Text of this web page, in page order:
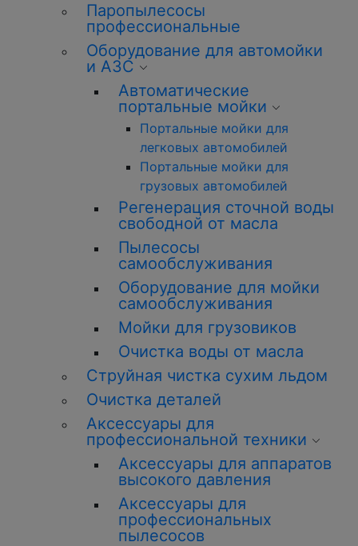
Паропылесосы
профессиональные
Оборудование для автомойки
и АЗС
Автоматические
портальные мойки
Портальные мойки для
легковых автомобилей
Портальные мойки для
грузовых автомобилей
Регенерация сточной воды
свободной от масла
Пылесосы
самообслуживания
Оборудование для мойки
самообслуживания
Мойки для грузовиков
Очистка воды от масла
Струйная чистка сухим льдом
Очистка деталей
Аксессуары для
профессиональной техники
Аксессуары для аппаратов
высокого давления
Аксессуары для
профессиональных
пылесосов